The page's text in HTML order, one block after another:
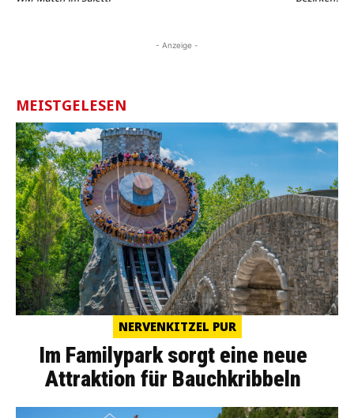
- Anzeige -
MEISTGELESEN
NERVENKITZEL PUR
Im Familypark sorgt eine neue
Attraktion für Bauchkribbeln